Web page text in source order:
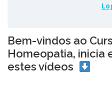
Bem-vindos ao
Homeopatia, inicia
estes vídeos